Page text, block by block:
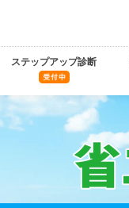
ステップアップ診断